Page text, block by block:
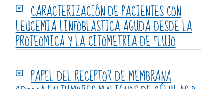
MI CUENTA
CONTACTO
CARACTERIZACIÓN DE PACIENTES CON
LEUCEMIA LINFOBLASTICA AGUDA DESDE LA
PROTEOMICA Y LA CITOMETRIA DE FLUJO
PAPEL DEL RECEPTOR DE MEMBRANA